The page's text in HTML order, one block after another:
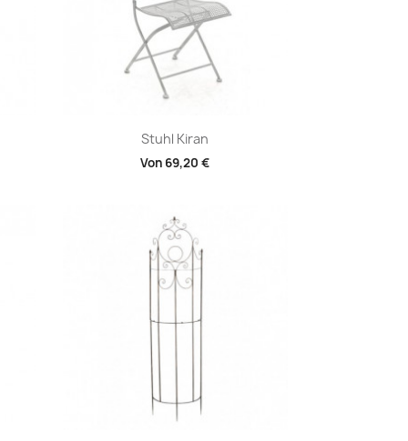
Stuhl Kiran
Von 69,20 €
Vorschau